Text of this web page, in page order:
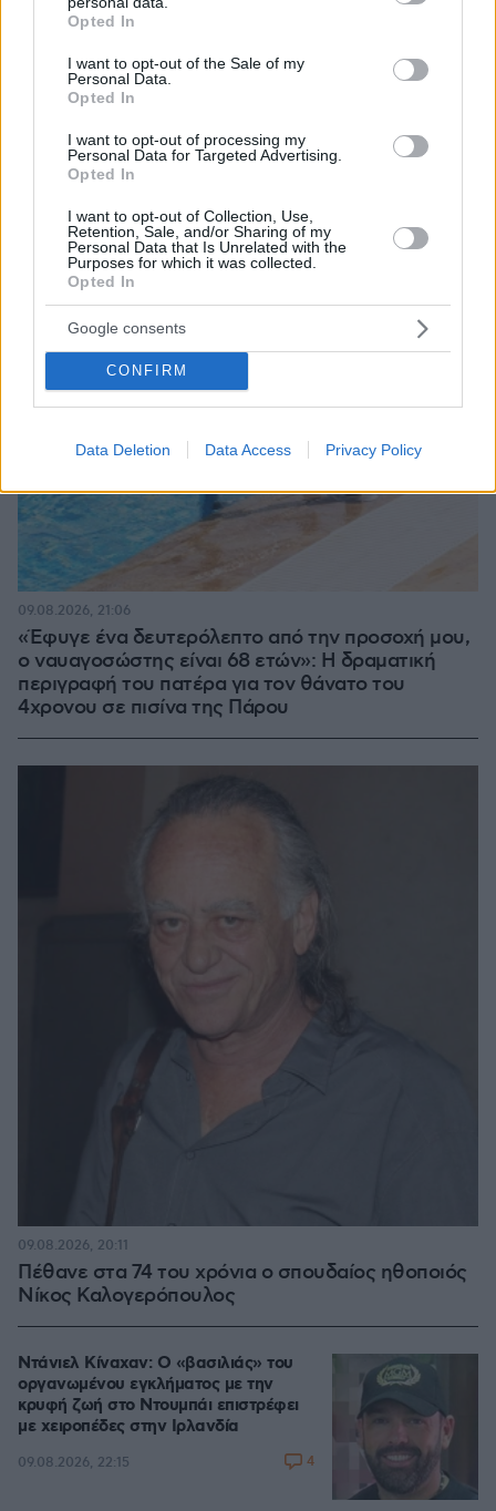
grant or deny consent to Google and its third-party tags to
use your data for below specified purposes in below Google
consent section.
Opted In
I want to opt-out of the Sale of my
Personal Data.
Opted In
I want to opt-out of processing my
Personal Data for Targeted Advertising.
Opted In
I want to opt-out of Collection, Use,
Retention, Sale, and/or Sharing of my
Personal Data that Is Unrelated with the
Purposes for which it was collected.
Opted In
Google consents
CONFIRM
Data Deletion Data Access Privacy Policy
1.400 χρόνια, που γέννησε τον Ακάθιστο Ύμνο
09.08.2026, 22:48
«Έφυγε ένα δευτερόλεπτο από την προσοχή μου,
ο ναυαγοσώστης είναι 68 ετών»: Η δραματική
περιγραφή του πατέρα για τον θάνατο του
4χρονου σε πισίνα της Πάρου
09.08.2026, 21:06
Πέθανε στα 74 του χρόνια ο σπουδαίος ηθοποιός
Νίκος Καλογερόπουλος
09.08.2026, 20:11
Ντάνιελ Κίναχαν: Ο «βασιλιάς» του
οργανωμένου εγκλήματος με την
κρυφή ζωή στο Ντουμπάι επιστρέφει
με χειροπέδες στην Ιρλανδία
09.08.2026, 22:15 4